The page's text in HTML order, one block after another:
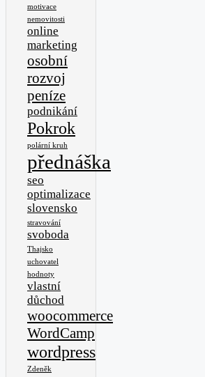
motivace
nemovitosti
online
marketing
osobní
rozvoj
peníze
podnikání
Pokrok
polární kruh
přednáška
seo
optimalizace
slovensko
stravování
svoboda
Thajsko
uchovatel
hodnoty
vlastní
důchod
woocommerce
WordCamp
wordpress
Zdeněk